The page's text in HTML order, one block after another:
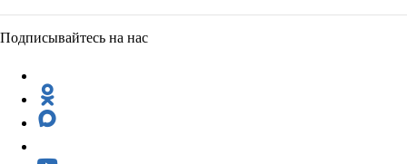
Подписывайтесь на нас